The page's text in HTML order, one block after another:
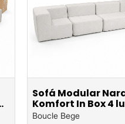
Sofá Modular
Komfort In Box 4
em
Boucle Bege